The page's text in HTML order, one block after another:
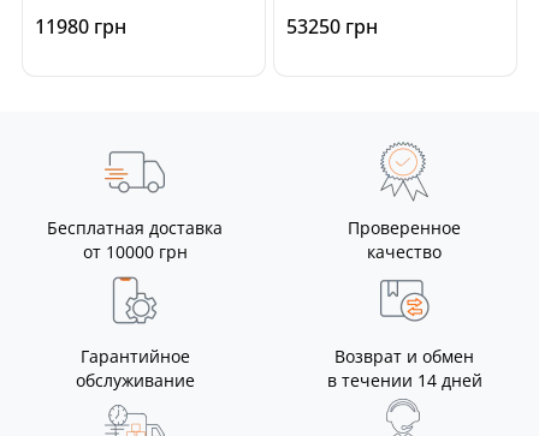
11980 грн 53250 грн
Бесплатная доставка
от 10000 грн
Проверенное
качество
Гарантийное
обслуживание
Возврат и обмен
в течении 14 дней